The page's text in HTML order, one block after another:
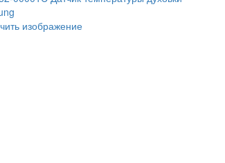
изображение